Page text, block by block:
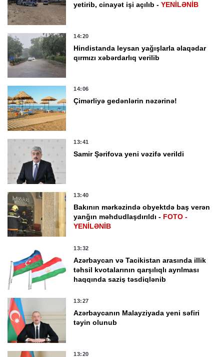
yetirib, cinayət işi açılıb -YENİLƏNİB
14:20
Hindistanda leysan yağışlarla əlaqədar
qırmızı xəbərdarlıq verilib
14:06
Çimərliyə gedənlərin nəzərinə!
13:41
Samir Şərifova yeni vəzifə verildi
13:40
Bakının mərkəzində obyektdə baş verən
yanğın məhdudlaşdırıldı - FOTO -
YENİLƏNİB
13:32
Azərbaycan və Tacikistan arasında illik
təhsil kvotalarının qarşılıqlı ayrılması
haqqında saziş təsdiqlənib
13:27
Azərbaycanın Malayziyada yeni səfiri
təyin olunub
13:20